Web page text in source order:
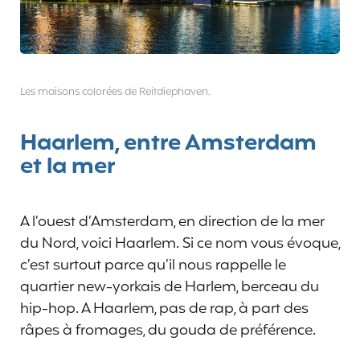
Les maisons colorées de Reitdiephaven.
Haarlem, entre Amsterdam
et la mer
A l’ouest d’Amsterdam, en direction de la mer
du Nord, voici Haarlem. Si ce nom vous évoque,
c’est surtout parce qu’il nous rappelle le
quartier new-yorkais de Harlem, berceau du
hip-hop. A Haarlem, pas de rap, à part des
râpes à fromages, du gouda de préférence.